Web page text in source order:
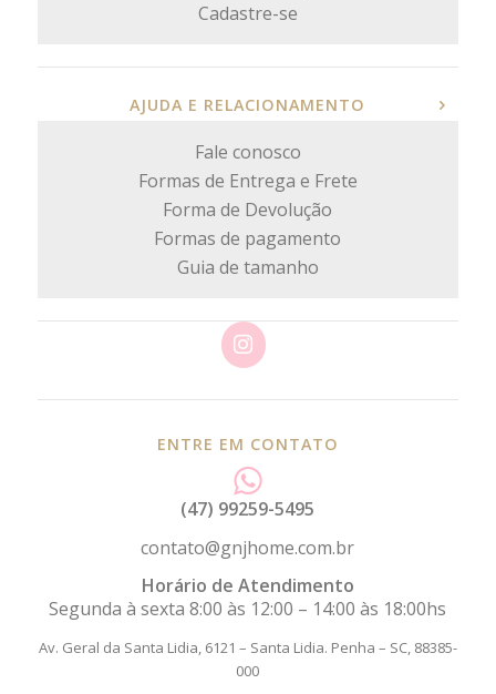
Cadastre-se
AJUDA E RELACIONAMENTO
Fale conosco
Formas de Entrega e Frete
Forma de Devolução
Formas de pagamento
Guia de tamanho
ENTRE EM CONTATO
(47) 99259-5495
contato@gnjhome.com.br
Horário de Atendimento
Segunda à sexta 8:00 às 12:00 – 14:00 às 18:00hs
Av. Geral da Santa Lidia, 6121 – Santa Lidia. Penha – SC, 88385-
000